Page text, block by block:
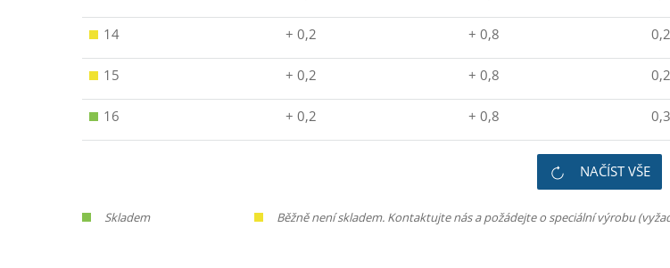
14 + 0,2 + 0,8
15 + 0,2 + 0,8
16 + 0,2 + 0,8
NAČÍST VŠE
Skladem Běžně není skladem. Kontaktujte nás a požádejte o speciální výrobu